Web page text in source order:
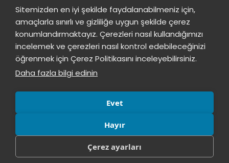
Sitemizden en iyi şekilde faydalanabilmeniz için,
amaçlarla sınırlı ve gizliliğe uygun şekilde çerez
konumlandırmaktayız. Çerezleri nasıl kullandığımızı
incelemek ve çerezleri nasıl kontrol edebileceğinizi
öğrenmek için Çerez Politikasını inceleyebilirsiniz.
Daha fazla bilgi edinin
Evet
Hayır
Çerez ayarları
İSTİNYE
Basın
Kiti
İhaleler İstinye Post Kampüslerimiz
© Tüm hakları saklıdır, İstinye Üniversitesi
çevrimiçi
İstinye Üniversitesi
Merhaba! Size nasıl yardımcı
olabilirim?